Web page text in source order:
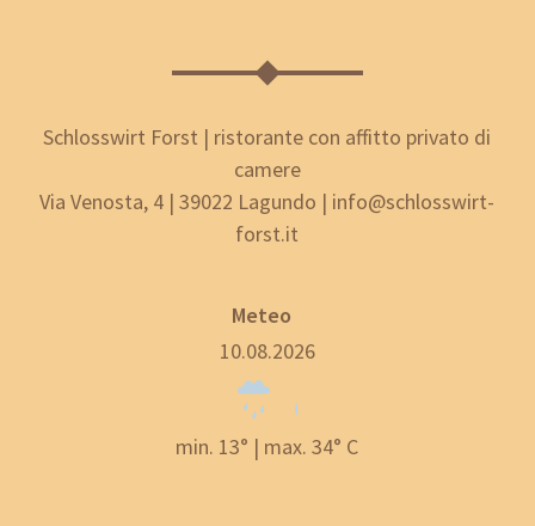
Schlosswirt Forst | ristorante con affitto privato di
camere
Via Venosta, 4 | 39022 Lagundo | info@schlosswirt-
forst.it
Meteo
10.08.2026
min. 13° | max. 34° C